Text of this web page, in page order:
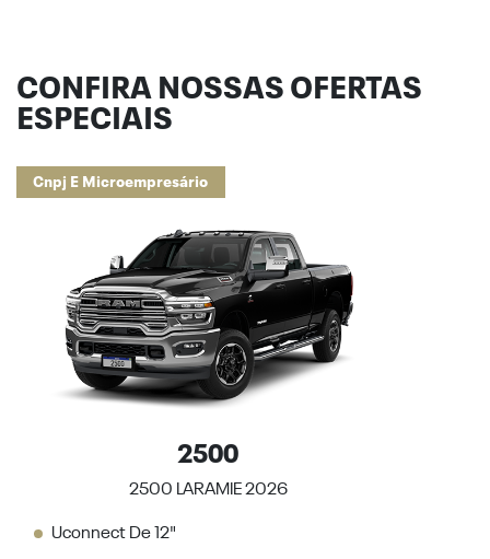
CONFIRA NOSSAS OFERTAS
ESPECIAIS
2500
2500 LARAMIE 2026
Uconnect De 12"
Cnpj E Microempresário